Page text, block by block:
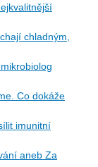
chladným,
Co dokáže
imunitní
aneb Za